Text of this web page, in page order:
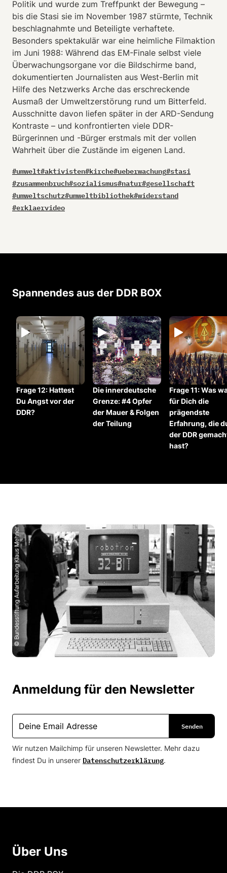
Politik und wurde zum Treffpunkt der Bewegung –
bis die Stasi sie im November 1987 stürmte, Technik
beschlagnahmte und Beteiligte verhaftete.
Besonders spektakulär war eine heimliche Filmaktion
im Juni 1988: Während das EM-Finale selbst viele
Überwachungsorgane vor die Bildschirme band,
dokumentierten Journalisten aus West-Berlin mit
Hilfe des Netzwerks Arche das erschreckende
Ausmaß der Umweltzerstörung rund um Bitterfeld.
Ausschnitte davon liefen später in der ARD-Sendung
Kontraste – und konfrontierten viele DDR-
Bürgerinnen und -Bürger erstmals mit der vollen
Wahrheit über die Zustände im eigenen Land.
#umwelt#aktivisten#kirche#ueberwachung#stasi
#zusammenbruch#sozialismus#natur#gesellschaft
#umweltschutz#umweltbibliothek#widerstand
#erklaervideo
Spannendes aus der DDR BOX
Frage 12: ⁠Hattest
Du Angst vor der
DDR?
Die innerdeutsche
Grenze: #4 Opfer
der Mauer & Folgen
der Teilung
Frage 11: ⁠Was
für Dich die
prägendste
Erfahrung, die
der DDR
hast?
Anmeldung für den Newsletter
Wir nutzen Mailchimp für unseren Newsletter. Mehr dazu
findest Du in unserer Datenschutzerklärung.
Über Uns